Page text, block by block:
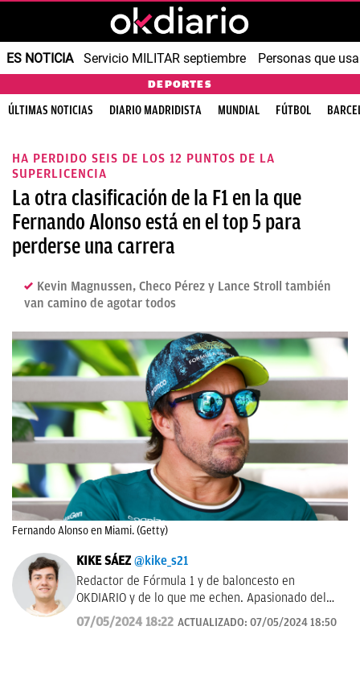
ES NOTICIA Servicio MILITAR septiembre Personas que
DEPORTES
ÚLTIMAS NOTICIAS DIARIO MADRIDISTA MUNDIAL FÚTBOL
HA PERDIDO SEIS DE LOS 12 PUNTOS DE LA
SUPERLICENCIA
La otra clasificación de la F1 en la que
Fernando Alonso está en el top 5 para
perderse una carrera
Kevin Magnussen, Checo Pérez y Lance Stroll también
van camino de agotar todos
Fernando Alonso en Miami. (Getty)
KIKE SÁEZ @kike_s21
Redactor de Fórmula 1 y de baloncesto en
OKDIARIO y de lo que me echen. Apasionado del
deporte y todo lo que le rodea.
07/05/2024 18:22 ACTUALIZADO: 07/05/2024 18:50